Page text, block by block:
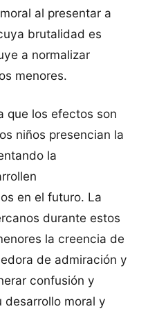
al presentar a
brutalidad es
a normalizar
menores.
que los efectos son
niños presencian la
la
en el futuro. La
durante estos
la creencia de
de admiración y
confusión y
moral y